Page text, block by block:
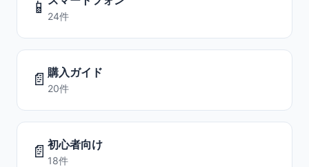
📱 24件
📄 購入ガイド
20件
📄 初心者向け
18件